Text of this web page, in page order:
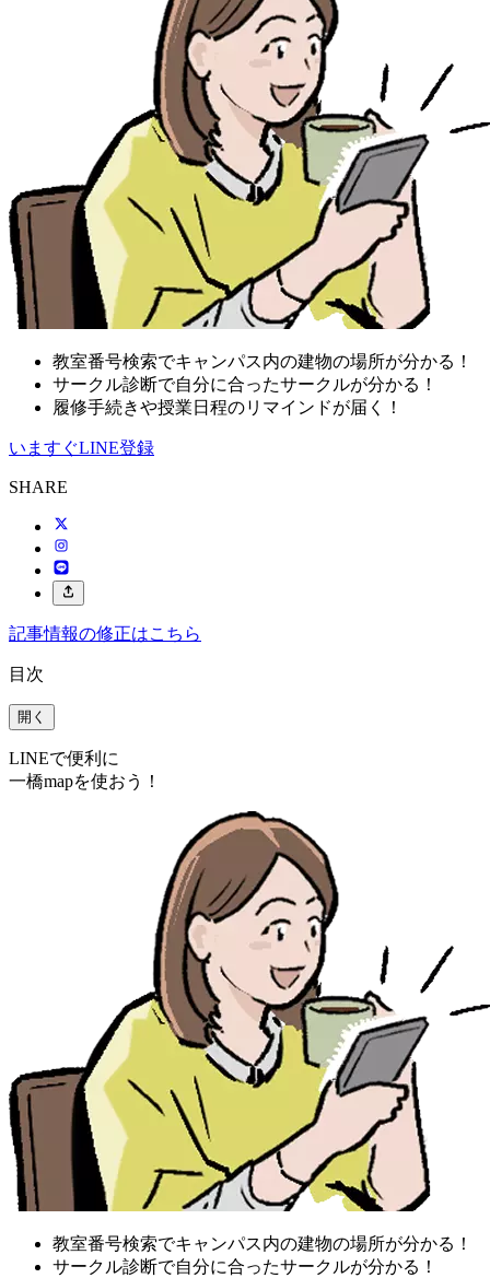
教室番号検索でキャンパス内の建物の場所が分かる！
サークル診断で自分に合ったサークルが分かる！
履修手続きや授業日程のリマインドが届く！
いますぐLINE登録
SHARE
記事情報の修正はこちら
目次
開く
LINEで便利に
一橋mapを使おう！
教室番号検索でキャンパス内の建物の場所が分かる！
サークル診断で自分に合ったサークルが分かる！